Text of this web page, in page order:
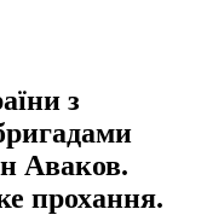
з
Аваков.
прохання.